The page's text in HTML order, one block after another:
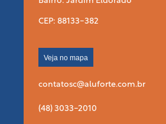
CEP: 88133-382
Veja no mapa
contatosc@aluforte.com.br
(48) 3033-2010